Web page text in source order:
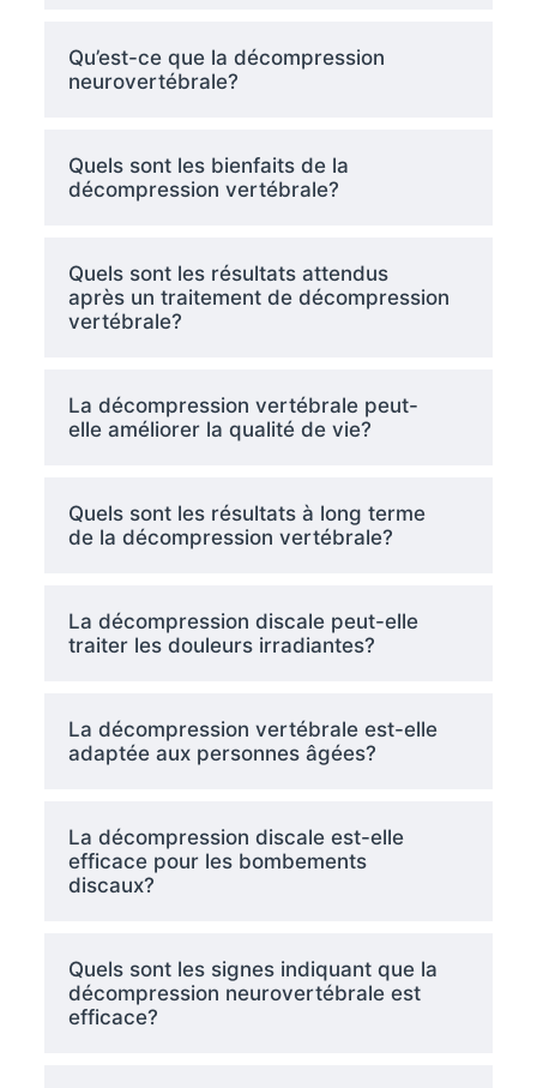
Qu’est-ce que la décompression
neurovertébrale?
Quels sont les bienfaits de la
décompression vertébrale?
Quels sont les résultats attendus
après un traitement de décompression
vertébrale?
La décompression vertébrale peut-
elle améliorer la qualité de vie?
Quels sont les résultats à long terme
de la décompression vertébrale?
La décompression discale peut-elle
traiter les douleurs irradiantes?
La décompression vertébrale est-elle
adaptée aux personnes âgées?
La décompression discale est-elle
efficace pour les bombements
discaux?
Quels sont les signes indiquant que la
décompression neurovertébrale est
efficace?